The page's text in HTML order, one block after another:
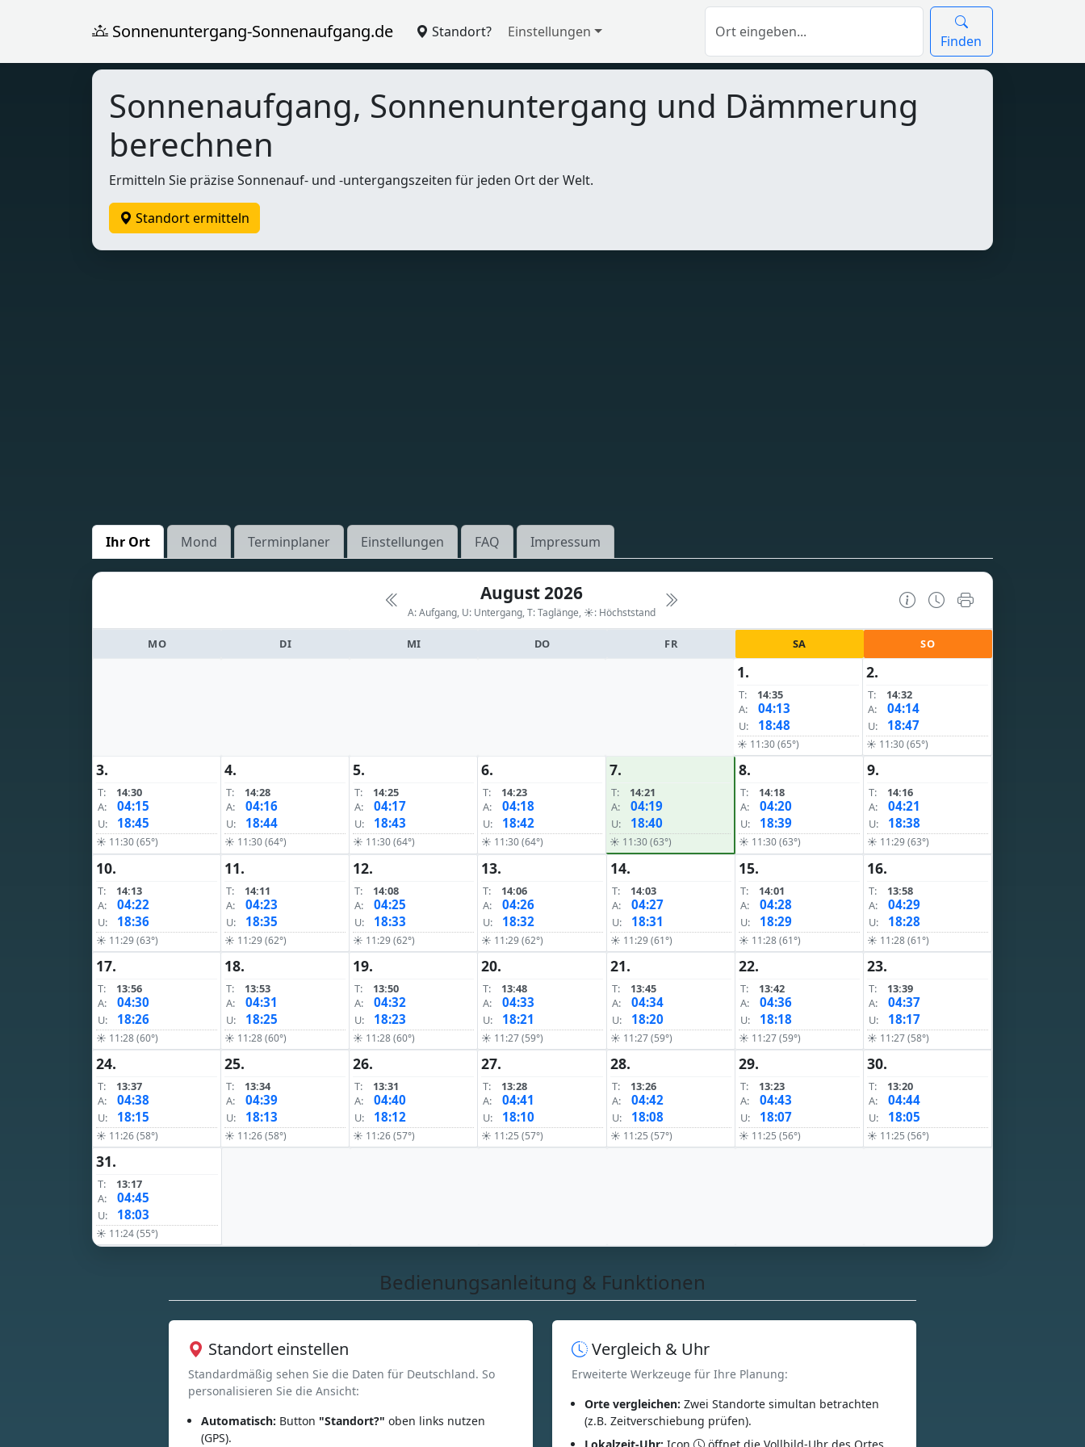
Sonnenuntergang-Sonnenaufgang.de Standort? Einstellungen
Finden
Sonnenaufgang, Sonnenuntergang und Dämmerung
berechnen
Ermitteln Sie präzise Sonnenauf- und -untergangszeiten für jeden Ort der Welt.
Standort ermitteln
Ihr Ort Mond Terminplaner Einstellungen FAQ Impressum
August 2026
A: Aufgang, U: Untergang, T: Taglänge, ☀: Höchststand
MO DI MI DO FR SA SO
1.
T:
14:35
A:
04:13
U: 18:48
☀ 11:30 (65°)
2.
T:
14:32
A:
04:14
U: 18:47
☀ 11:30 (65°)
3.
T:
14:30
A:
04:15
U: 18:45
☀ 11:30 (65°)
4.
T:
14:28
A:
04:16
U: 18:44
☀ 11:30 (64°)
5.
T:
14:25
A:
04:17
U: 18:43
☀ 11:30 (64°)
6.
T:
14:23
A:
04:18
U: 18:42
☀ 11:30 (64°)
7.
T:
14:21
A:
04:19
U: 18:40
☀ 11:30 (63°)
8.
T:
14:18
A:
04:20
U: 18:39
☀ 11:30 (63°)
9.
T:
14:16
A:
04:21
U: 18:38
☀ 11:29 (63°)
10.
T:
14:13
A:
04:22
U: 18:36
☀ 11:29 (63°)
11.
T:
14:11
A:
04:23
U: 18:35
☀ 11:29 (62°)
12.
T:
14:08
A:
04:25
U: 18:33
☀ 11:29 (62°)
13.
T:
14:06
A:
04:26
U: 18:32
☀ 11:29 (62°)
14.
T:
14:03
A:
04:27
U: 18:31
☀ 11:29 (61°)
15.
T:
14:01
A:
04:28
U: 18:29
☀ 11:28 (61°)
16.
T:
13:58
A:
04:29
U: 18:28
☀ 11:28 (61°)
17.
T:
13:56
A:
04:30
U: 18:26
☀ 11:28 (60°)
18.
T:
13:53
A:
04:31
U: 18:25
☀ 11:28 (60°)
19.
T:
13:50
A:
04:32
U: 18:23
☀ 11:28 (60°)
20.
T:
13:48
A:
04:33
U: 18:21
☀ 11:27 (59°)
21.
T:
13:45
A:
04:34
U: 18:20
☀ 11:27 (59°)
22.
T:
13:42
A:
04:36
U: 18:18
☀ 11:27 (59°)
23.
T:
13:39
A:
04:37
U: 18:17
☀ 11:27 (58°)
24.
T:
13:37
A:
04:38
U: 18:15
☀ 11:26 (58°)
25.
T:
13:34
A:
04:39
U: 18:13
☀ 11:26 (58°)
26.
T:
13:31
A:
04:40
U: 18:12
☀ 11:26 (57°)
27.
T:
13:28
A:
04:41
U: 18:10
☀ 11:25 (57°)
28.
T:
13:26
A:
04:42
U: 18:08
☀ 11:25 (57°)
29.
T:
13:23
A:
04:43
U: 18:07
☀ 11:25 (56°)
30.
T:
13:20
A:
04:44
U: 18:05
☀ 11:25 (56°)
31.
T:
13:17
A:
04:45
U: 18:03
☀ 11:24 (55°)
Bedienungsanleitung & Funktionen
Standort einstellen
Standardmäßig sehen Sie die Daten für Deutschland. So
personalisieren Sie die Ansicht:
Automatisch: Button "Standort?" oben links nutzen
(GPS).
Vergleich & Uhr
Erweiterte Werkzeuge für Ihre Planung:
Orte vergleichen: Zwei Standorte simultan betrachten
(z.B. Zeitverschiebung prüfen).